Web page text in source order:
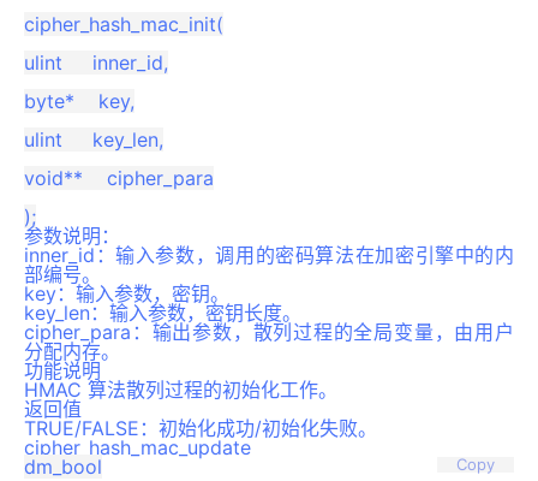
cipher_hash_mac_init(
ulint     inner_id,
byte*    key,
ulint     key_len,
void**    cipher_para
参数说明：
inner_id：输入参数，调用的密码算法在加密引擎中的内
部编号。
key：输入参数，密钥。
key_len：输入参数，密钥长度。
cipher_para：输出参数，散列过程的全局变量，由用户
分配内存。
功能说明
HMAC 算法散列过程的初始化工作。
返回值
TRUE/FALSE：初始化成功/初始化失败。
cipher_hash_mac_update
Copy
dm_bool